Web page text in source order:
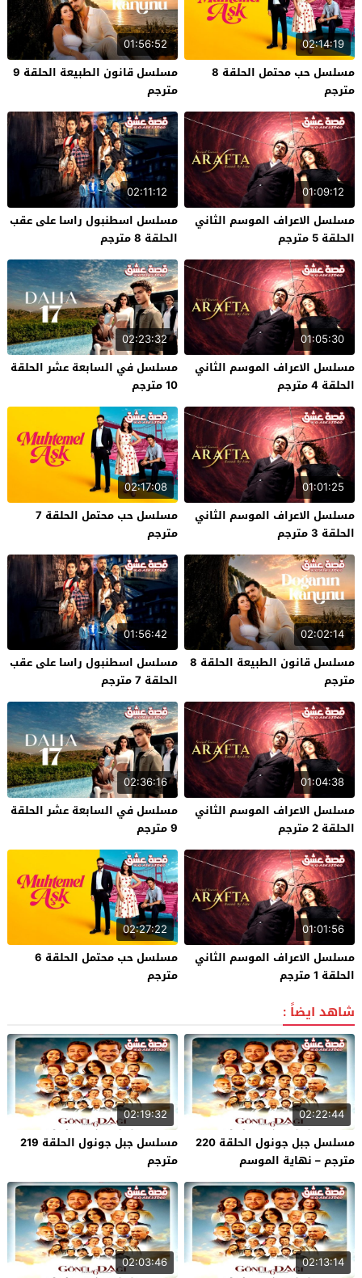
02:14:19
مسلسل حب محتمل الحلقة 8
مترجم
01:56:52
مسلسل قانون الطبيعة الحلقة 9
مترجم
01:09:12
مسلسل الاعراف الموسم الثاني
الحلقة 5 مترجم
02:11:12
مسلسل اسطنبول راسا على عقب
الحلقة 8 مترجم
01:05:30
مسلسل الاعراف الموسم الثاني
الحلقة 4 مترجم
02:23:32
مسلسل في السابعة عشر الحلقة
10 مترجم
01:01:25
مسلسل الاعراف الموسم الثاني
الحلقة 3 مترجم
02:17:08
مسلسل حب محتمل الحلقة 7
مترجم
02:02:14
مسلسل قانون الطبيعة الحلقة 8
مترجم
01:56:42
مسلسل اسطنبول راسا على عقب
الحلقة 7 مترجم
01:04:38
مسلسل الاعراف الموسم الثاني
الحلقة 2 مترجم
02:36:16
مسلسل في السابعة عشر الحلقة
9 مترجم
01:01:56
مسلسل الاعراف الموسم الثاني
الحلقة 1 مترجم
02:27:22
مسلسل حب محتمل الحلقة 6
مترجم
شاهد ايضاً :
02:22:44
مسلسل جبل جونول الحلقة 220
مترجم – نهاية الموسم
02:19:32
مسلسل جبل جونول الحلقة 219
مترجم
02:13:14
02:03:46